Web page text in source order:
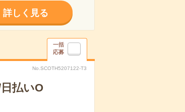
詳しく見る
一括
応募
No.SCOTH5207122-T3
払いO